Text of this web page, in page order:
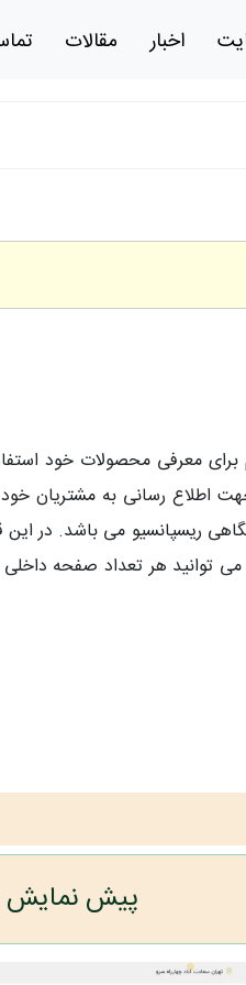
اخبار مقالات
معرفی محصولات خود
اطلاع رسانی به مشتریان
ریسپانسیو می باشد. در
توانید هر تعداد صفحه
پیش نمایش